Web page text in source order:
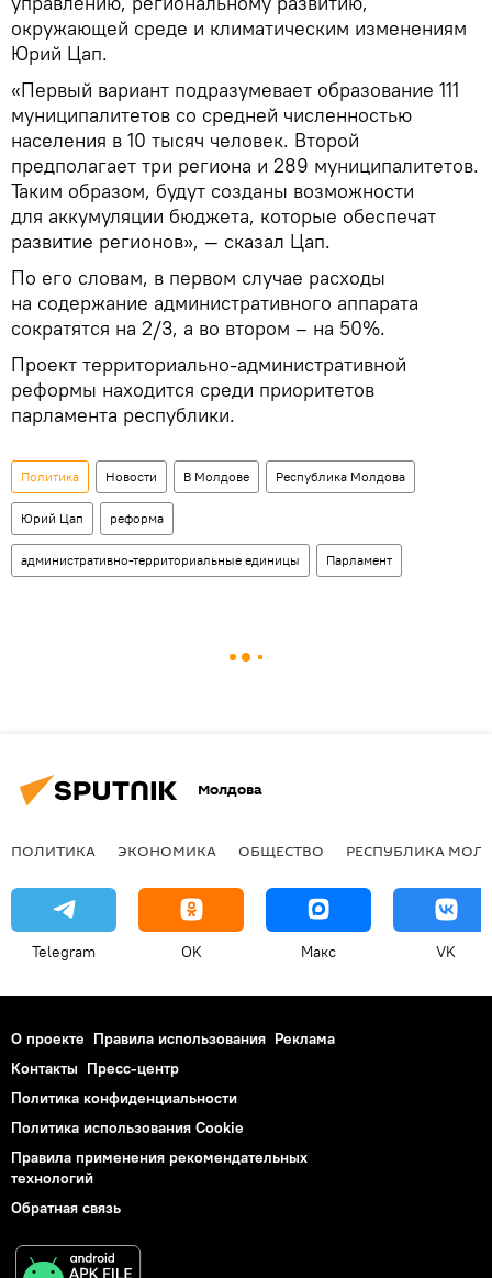
окружающей среде и климатическим изменениям
Юрий Цап.
«Первый вариант подразумевает образование 111
муниципалитетов со средней численностью
населения в 10 тысяч человек. Второй
предполагает три региона и 289 муниципалитетов.
Таким образом, будут созданы возможности
для аккумуляции бюджета, которые обеспечат
развитие регионов», — сказал Цап.
По его словам, в первом случае расходы
на содержание административного аппарата
сократятся на 2/3, а во втором – на 50%.
Проект территориально-административной
реформы находится среди приоритетов
парламента республики.
Политика Новости В Молдове Республика Молдова
Юрий Цап реформа
административно-территориальные единицы Парламент
Молдова
ПОЛИТИКА ЭКОНОМИКА ОБЩЕСТВО РЕСПУБЛИКА
Telegram OK Макс VK
О проекте Правила использования Реклама
Контакты Пресс-центр
Политика конфиденциальности
Политика использования Cookie
Правила применения рекомендательных
технологий
Обратная связь